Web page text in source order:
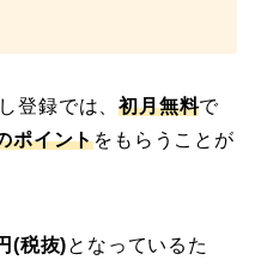
登録では、初月無料で
ポイントをもらうことが
(税抜)となっているた